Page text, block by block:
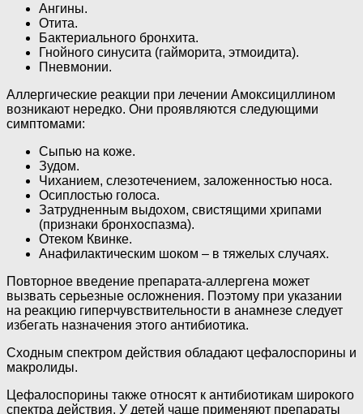
Ангины.
Отита.
Бактериального бронхита.
Гнойного синусита (гайморита, этмоидита).
Пневмонии.
Аллергические реакции при лечении Амоксициллином
возникают нередко. Они проявляются следующими
симптомами:
Сыпью на коже.
Зудом.
Чиханием, слезотечением, заложенностью носа.
Осиплостью голоса.
Затрудненным выдохом, свистящими хрипами
(признаки бронхоспазма).
Отеком Квинке.
Анафилактическим шоком – в тяжелых случаях.
Повторное введение препарата-аллергена может
вызвать серьезные осложнения. Поэтому при указании
на реакцию гиперчувствительности в анамнезе следует
избегать назначения этого антибиотика.
Сходным спектром действия обладают цефалоспорины и
макролиды.
Цефалоспорины также относят к антибиотикам широкого
спектра действия. У детей чаще применяют препараты